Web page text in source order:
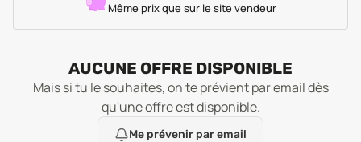
Même prix que sur le site vendeur
AUCUNE OFFRE DISPONIBLE
Mais si tu le souhaites, on te prévient par email dès
qu'une offre est disponible.
Me prévenir par email